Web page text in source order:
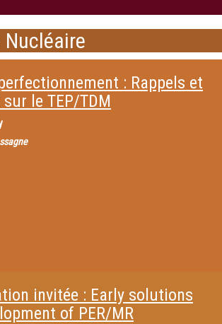
Nucléaire
: Rappels et
le TEP/TDM
invitée : Early solutions
of PER/MR